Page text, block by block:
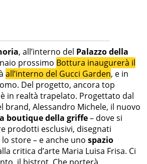
, all’interno del Palazzo della
prossimo Bottura inaugurerà il
all’interno del Gucci Garden, e in
Del progetto, ancora top
in realtà trapelato. Progettato dal
brand, Alessandro Michele, il nuovo
boutique della griffe– dove si
prodotti esclusivi, disegnati
store – e anche uno spazio
critica d’arte Maria Luisa Frisa. Ci